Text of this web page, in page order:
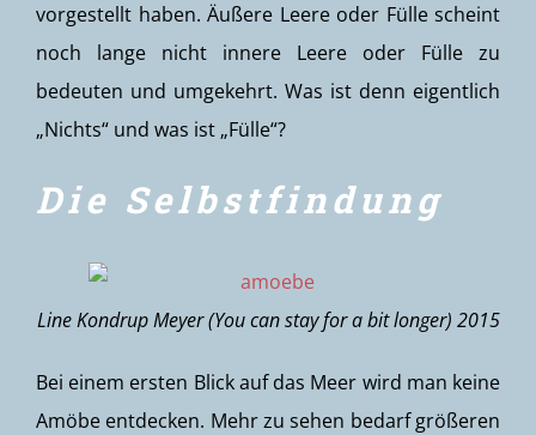
vorgestellt haben. Äußere Leere oder Fülle scheint
noch lange nicht innere Leere oder Fülle zu
bedeuten und umgekehrt. Was ist denn eigentlich
„Nichts“ und was ist „Fülle“?
Die Selbstfindung
Line Kondrup Meyer (You can stay for a bit longer) 2015
Bei einem ersten Blick auf das Meer wird man keine
Amöbe entdecken. Mehr zu sehen bedarf größeren